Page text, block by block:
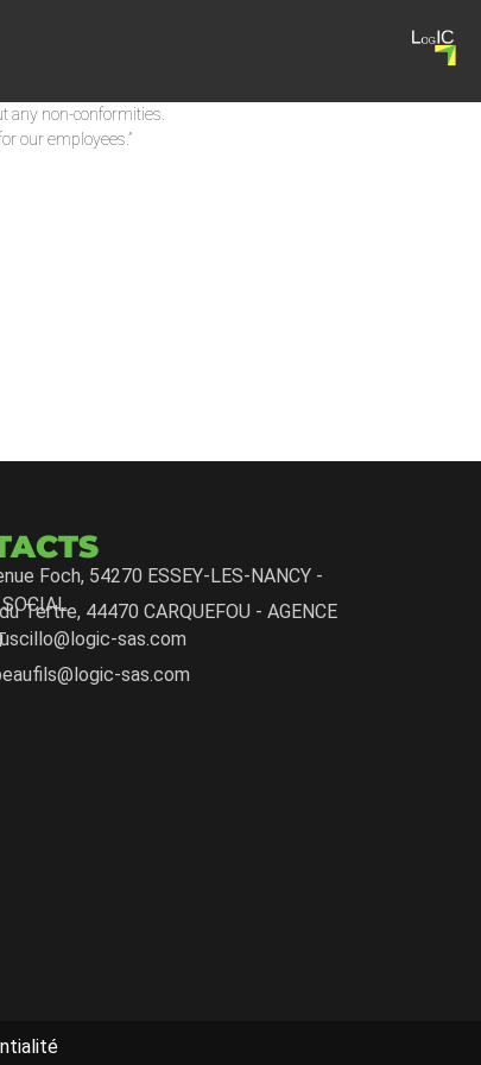
any non-conformities.
our employees.”
Foch, 54270 ESSEY-LES-NANCY -
sas.com
Tertre, 44470 CARQUEFOU - AGENCE
sas.com